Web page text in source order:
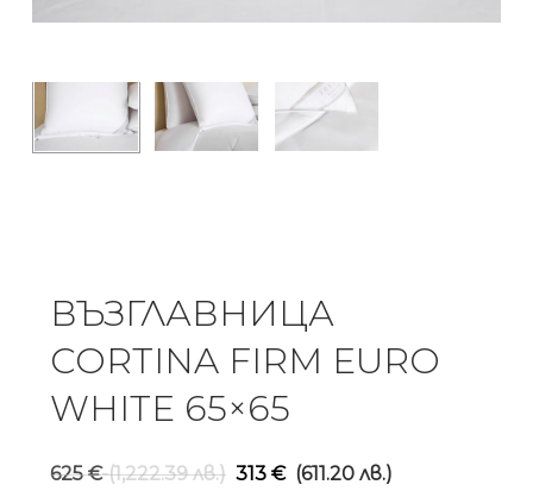
ВЪЗГЛАВНИЦА
CORTINA FIRM EURO
WHITE 65×65
625€ (1,222.39 лв.) Original
313 € (611.20 лв.)